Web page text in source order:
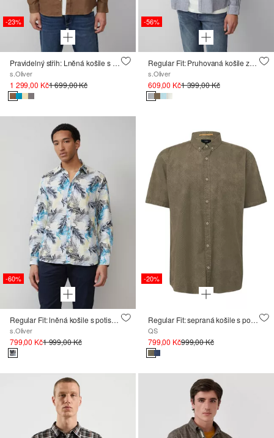
-23%
Pravidelný střih: Lněná košile s dlouhým rukávem
s.Oliver
1 299,00 Kč1 699,00 Kč
-56%
Regular Fit: Pruhovaná košile ze směsi bavlny a lnu
s.Oliver
609,00 Kč1 399,00 Kč
-60%
Regular Fit: lněná košile s potiskem po celé ploše
s.Oliver
799,00 Kč1 999,00 Kč
-20%
Regular Fit: sepraná košile s potiskem po celé ploše
QS
799,00 Kč999,00 Kč